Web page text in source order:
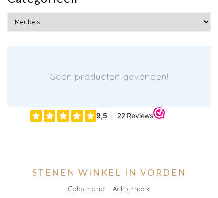
Geen producten gevonden!
STENEN WINKEL IN VORDEN
Gelderland - Achterhoek